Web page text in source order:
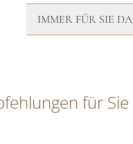
IMMER FÜR SIE
für Sie